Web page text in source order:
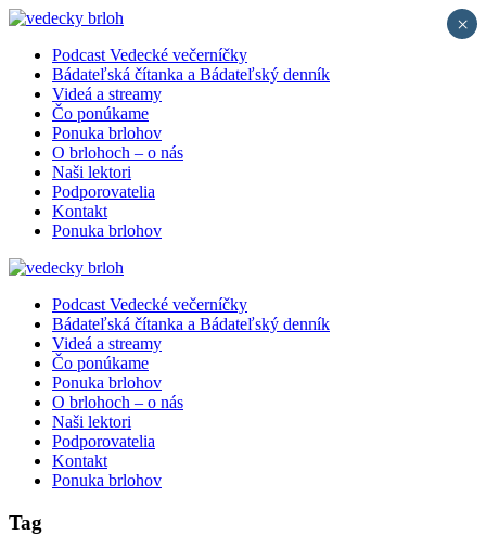
Podcast Vedecké večerníčky
Bádateľská čítanka a Bádateľský denník
Videá a streamy
Čo ponúkame
Ponuka brlohov
O brlohoch – o nás
Naši lektori
Podporovatelia
Kontakt
Ponuka brlohov
Podcast Vedecké večerníčky
Bádateľská čítanka a Bádateľský denník
Videá a streamy
Čo ponúkame
Ponuka brlohov
O brlohoch – o nás
Naši lektori
Podporovatelia
Kontakt
Ponuka brlohov
Tag
×